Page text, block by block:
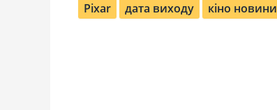
Pixar дата виходу кіно новини